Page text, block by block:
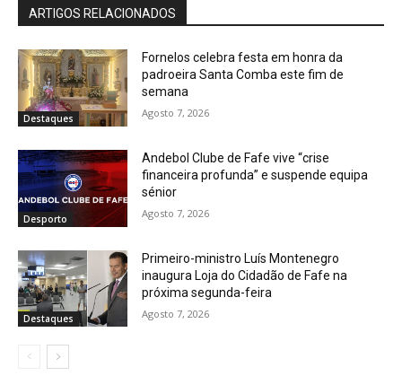
ARTIGOS RELACIONADOS
Destaques
Fornelos celebra festa em honra da
padroeira Santa Comba este fim de
semana
Agosto 7, 2026
Desporto
Andebol Clube de Fafe vive “crise
financeira profunda” e suspende equipa
sénior
Agosto 7, 2026
Destaques
Primeiro-ministro Luís Montenegro
inaugura Loja do Cidadão de Fafe na
próxima segunda-feira
Agosto 7, 2026